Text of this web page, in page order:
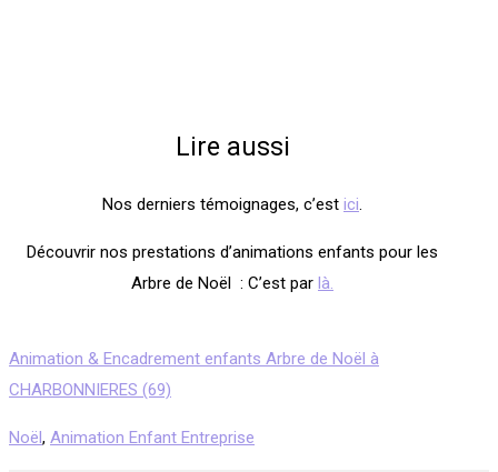
Lire aussi
Nos derniers témoignages, c’est ici.
Découvrir nos prestations d’animations enfants pour les
Arbre de Noël : C’est par là.
Animation & Encadrement enfants Arbre de Noël à
CHARBONNIERES (69)
Noël, Animation Enfant Entreprise